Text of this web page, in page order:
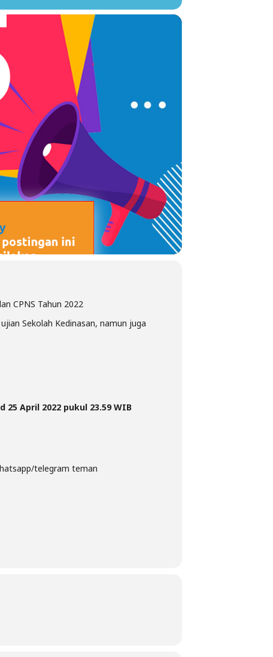
CPNS Tahun 2022
Sekolah Kedinasan, namun juga
25 April 2022 pukul 23.59 WIB
telegram teman